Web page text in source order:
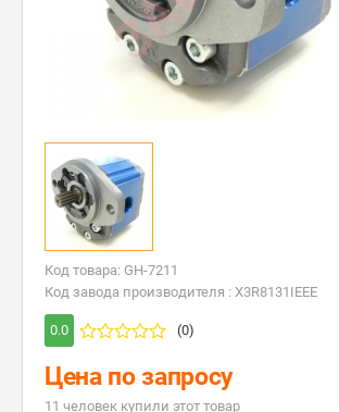
Код товара: GH-7211
Код завода производителя : X3R8131IEEE
0.0 (0)
Цена по запросу
11 человек купили этот товар